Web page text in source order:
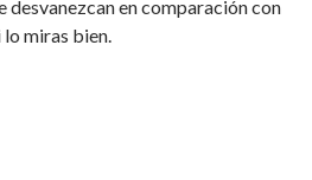
desvanezcan en comparación con
miras bien.